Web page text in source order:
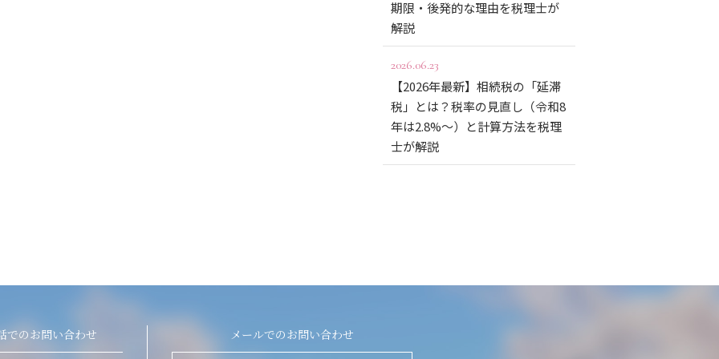
期限・後発的な理由を税理士が
解説
2026.06.23
【2026年最新】相続税の「延滞
税」とは？税率の見直し（令和8
年は2.8%〜）と計算方法を税理
士が解説
でのお問い合わせ メールでのお問い合わせ